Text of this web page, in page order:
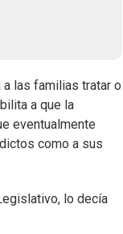
las familias tratar o
a que la
eventualmente
como a sus
lo decía